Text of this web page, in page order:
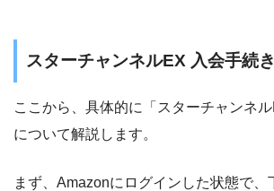
スターチャンネルEX 入会手続き
ここから、具体的に「スターチャンネ
について解説します。
まず、Amazonにログインした状態で、